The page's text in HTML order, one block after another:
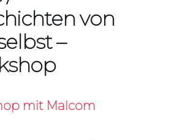
von
–
mit Malcom